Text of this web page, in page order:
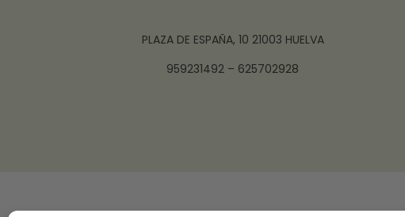
PLAZA DE ESPAÑA, 10 21003 HUELVA
959231492 – 625702928